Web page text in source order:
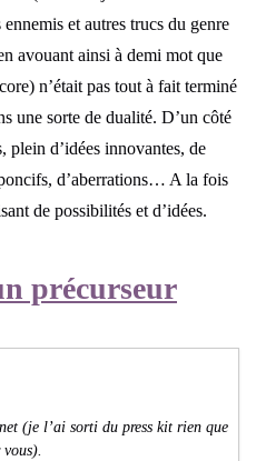
et autres trucs du genre
avouant ainsi à demi mot que
n’était pas tout à fait terminé
une sorte de dualité. D’un côté
plein d’idées innovantes, de
d’aberrations… A la fois
de possibilités et d’idées.
précurseur
(je l’ai sorti du press kit rien que